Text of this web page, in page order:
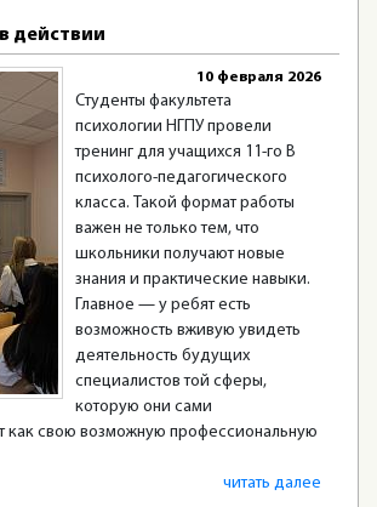
действии
10 февраля 2026
Студенты факультета
психологии НГПУ провели
тренинг для учащихся 11-го В
психолого-педагогического
класса. Такой формат работы
важен не только тем, что
школьники получают новые
знания и практические навыки.
Главное — у ребят есть
возможность вживую увидеть
деятельность будущих
специалистов той сферы,
которую они сами
как свою возможную профессиональную
читать далее